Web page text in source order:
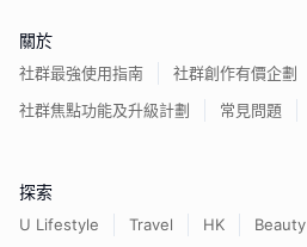
關於
社群最強使用指南
社群創作有價企劃
社群焦點功能及升級計劃
常見問題
探索
U Lifestyle Travel HK Beauty